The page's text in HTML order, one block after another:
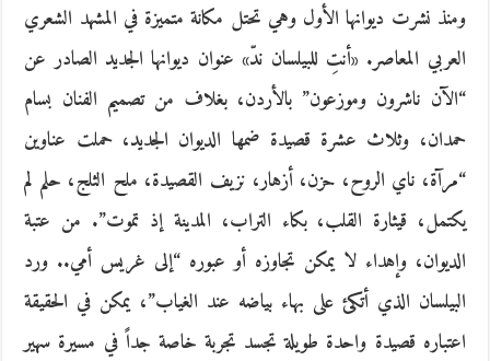
ومنذ نشرت ديوانها الأول وهي تحتل مكانة متميزة في المشهد الشعري
العربي المعاصر. «أنتِ للبيلسان ندّ» عنوان ديوانها الجديد الصادر عن
“الآن ناشرون وموزعون” بالأردن، بغلاف من تصميم الفنان بسام
حمدان، وثلاث عشرة قصيدة ضمها الديوان الجديد، حملت عناوين
“مرآة، ناي الروح، حزن، أزهار، نزيف القصيدة، ملح الثلج، حلم لم
يكتمل، قيثارة القلب، بكاء التراب، المدينة إذ تموت”. من عتبة
الديوان، وإهداء لا يمكن تجاوزه أو عبوره “إلى غريس أمي.. ورد
البيلسان الذي أتكئ على بهاء بياضه عند الغياب”، يمكن في الحقيقة
اعتباره قصيدة واحدة طويلة تجسد تجربة خاصة جداً في مسيرة سهير